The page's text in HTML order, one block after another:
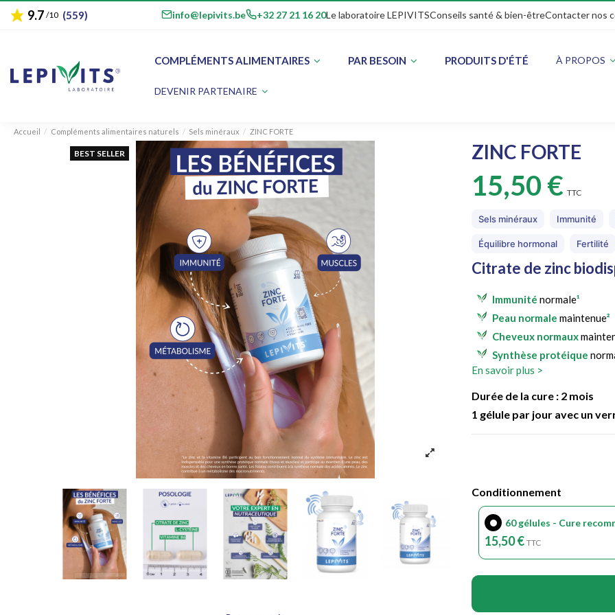
star9.7 /10 (559) emailinfo@lepivits.bephone
+32 27 21 16 20Le laboratoire LEPIVITSConseils santé & bien-êtreContacter nos
COMPLÉMENTS ALIMENTAIRES PAR BESOIN PRODUITS D'ÉTÉ À PROPOS
DEVENIR PARTENAIRE
Accueil Compléments alimentaires naturels Sels minéraux ZINC FORTE
BEST SELLER ZINC FORTE
15,50 € TTC
Sels minéraux Immunité
Équilibre hormonal Fertilité
Citrate de zinc
Immunité normale¹
Peau normale maintenue²
Cheveux normaux
Synthèse protéique
Besoins accrus en zinc,
est un complément
de la vitamine B6 active, dans
¹ Le zinc et la vitamine B6
² Le zinc contribue au maintien
³ Le zinc contribue au
⁴ Le zinc contribue à une
En savoir plus >
Durée de la cure : 2 mois
1 gélule par jour avec un
Conditionnement
60 gélules - Cure
15,50 € TTC